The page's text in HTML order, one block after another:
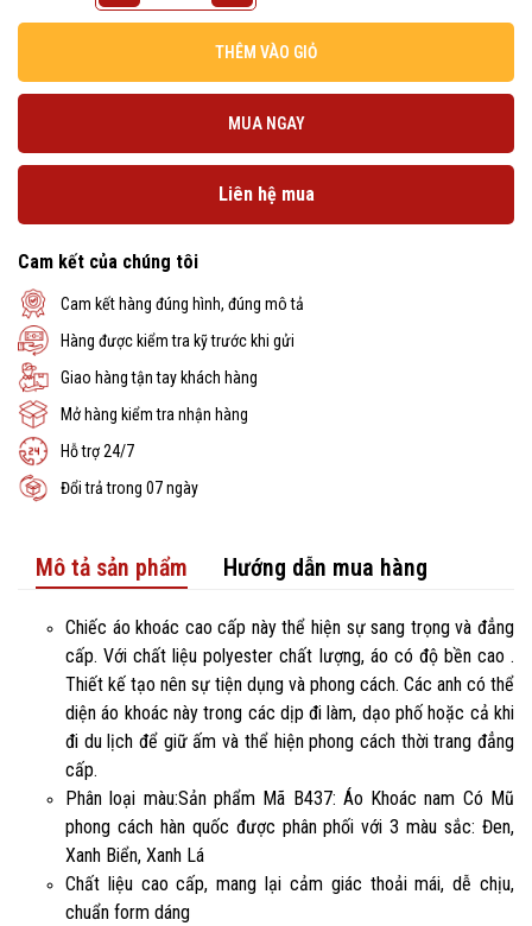
THÊM VÀO GIỎ
MUA NGAY
Liên hệ mua
Cam kết của chúng tôi
Cam kết hàng đúng hình, đúng mô tả
Hàng được kiểm tra kỹ trước khi gửi
Giao hàng tận tay khách hàng
Mở hàng kiểm tra nhận hàng
Hỗ trợ 24/7
Đổi trả trong 07 ngày
Mô tả sản phẩm Hướng dẫn mua hàng
Chiếc áo khoác cao cấp này thể hiện sự sang trọng và đẳng
cấp. Với chất liệu polyester chất lượng, áo có độ bền cao .
Thiết kế tạo nên sự tiện dụng và phong cách. Các anh có thể
diện áo khoác này trong các dịp đi làm, dạo phố hoặc cả khi
đi du lịch để giữ ấm và thể hiện phong cách thời trang đẳng
cấp.
Phân loại màu:Sản phẩm Mã B437: Áo Khoác nam Có Mũ
phong cách hàn quốc được phân phối với 3 màu sắc: Đen,
Xanh Biển, Xanh Lá
Chất liệu cao cấp, mang lại cảm giác thoải mái, dễ chịu,
chuẩn form dáng